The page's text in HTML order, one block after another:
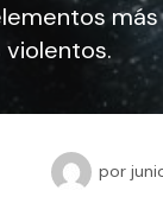
por